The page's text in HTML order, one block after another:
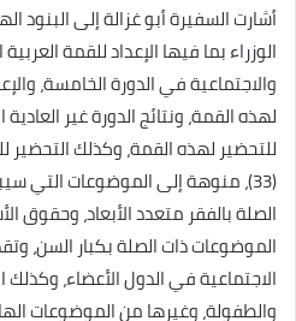
أشارت السفيرة أبو غزالة إلى البنود
الوزراء بما فيها الإعداد للقمة
والاجتماعية في الدورة الخامسة،
لهذه القمة، ونتائج الدورة غير
للتحضير لهذه القمة، وكذلك التحضير
(33)، منوهة إلى الموضوعات التي
الصلة بالفقر متعدد الأبعاد، وحقوق
الموضوعات ذات الصلة بكبار السن،
الاجتماعية في الدول الأعضاء،
والطفولة، وغيرها من الموضوعات